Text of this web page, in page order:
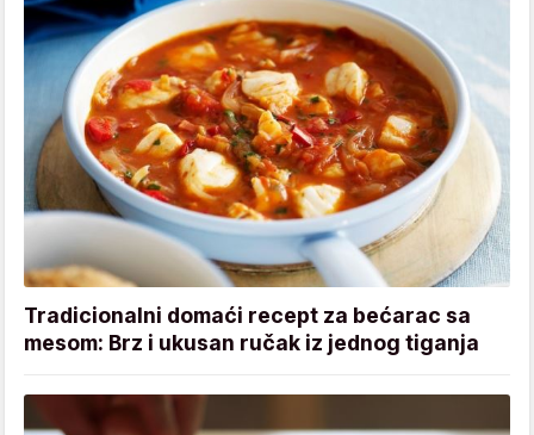
Tradicionalni domaći recept za bećarac sa
mesom: Brz i ukusan ručak iz jednog tiganja